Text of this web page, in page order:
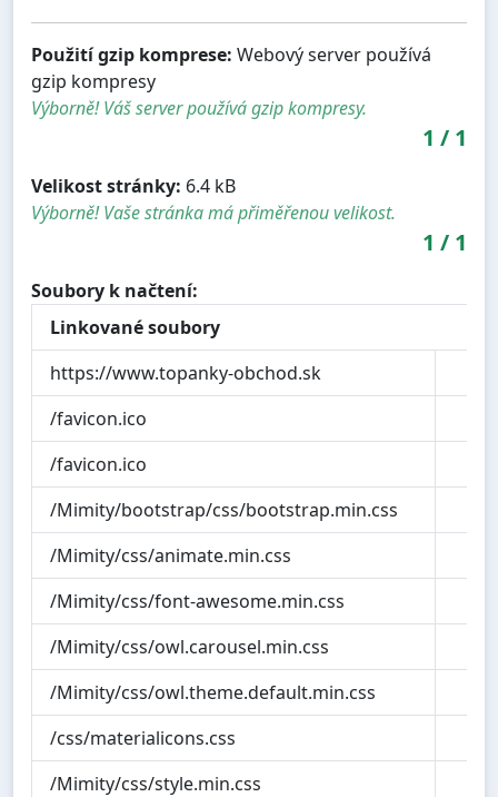
Použití gzip komprese: Webový server používá
gzip kompresy
Výborně! Váš server používá gzip kompresy.
1 / 1
Velikost stránky: 6.4 kB
Výborně! Vaše stránka má přiměřenou velikost.
1 / 1
Soubory k načtení:
Linkované soubory
https://www.topanky-obchod.sk
/favicon.ico
/favicon.ico
/Mimity/bootstrap/css/bootstrap.min.css
/Mimity/css/animate.min.css
/Mimity/css/font-awesome.min.css
/Mimity/css/owl.carousel.min.css
/Mimity/css/owl.theme.default.min.css
/css/materialicons.css
/Mimity/css/style.min.css